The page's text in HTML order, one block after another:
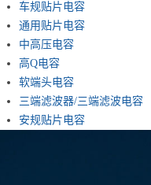
车规贴片电容
通用贴片电容
中高压电容
高Q电容
软端头电容
三端滤波器/三端滤波电容
安规贴片电容